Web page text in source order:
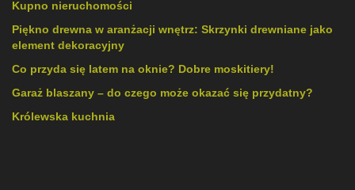
Kupno nieruchomości
Piękno drewna w aranżacji wnętrz: Skrzynki drewniane jako
element dekoracyjny
Co przyda się latem na oknie? Dobre moskitiery!
Garaż blaszany – do czego może okazać się przydatny?
Królewska kuchnia